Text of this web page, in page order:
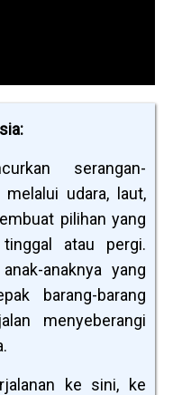
serangan-
melalui udara, laut,
pilihan yang
atau pergi.
anaknya yang
barang-barang
menyeberangi
ke sini, ke